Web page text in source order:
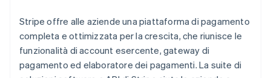
Stripe offre alle aziende una piattaforma di pagamento
completa e ottimizzata per la crescita, che riunisce le
funzionalità di account esercente, gateway di
pagamento ed elaboratore dei pagamenti. La suite di